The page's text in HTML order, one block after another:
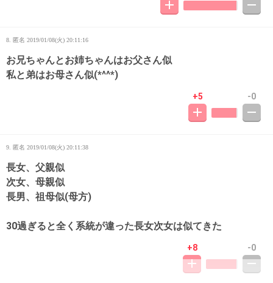
8. 匿名 2019/01/08(火) 20:11:16
お兄ちゃんとお姉ちゃんはお父さん似
私と弟はお母さん似(*^^*)
+5 -0
9. 匿名 2019/01/08(火) 20:11:38
長女、父親似
次女、母親似
長男、祖母似(母方)
30過ぎると全く系統が違った長女次女は似てきた
+8 -0